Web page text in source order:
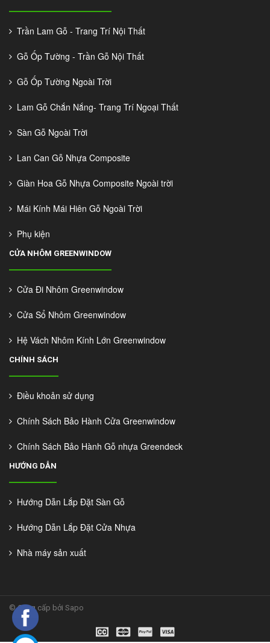
Trần Lam Gỗ - Trang Trí Nội Thất
Gỗ Ốp Tường - Trần Gỗ Nội Thất
Gỗ Ốp Tường Ngoài Trời
Lam Gỗ Chắn Nắng- Trang Trí Ngoại Thất
Sàn Gỗ Ngoài Trời
Lan Can Gỗ Nhựa Composite
Giàn Hoa Gỗ Nhựa Composite Ngoài trời
Mái Kính Mái Hiên Gỗ Ngoài Trời
Phụ kiện
CỬA NHÔM GREENWINDOW
Cửa Đi Nhôm Greenwindow
Cửa Sổ Nhôm Greenwindow
Hệ Vách Nhôm Kính Lớn Greenwindow
CHÍNH SÁCH
Điều khoản sử dụng
Chính Sách Bảo Hành Cửa Greenwindow
Chính Sách Bảo Hành Gỗ nhựa Greendeck
HƯỚNG DẪN
Hướng Dẫn Lắp Đặt Sàn Gỗ
Hướng Dẫn Lắp Đặt Cửa Nhựa
Nhà máy sản xuất
©Cung cấp bởi Sapo